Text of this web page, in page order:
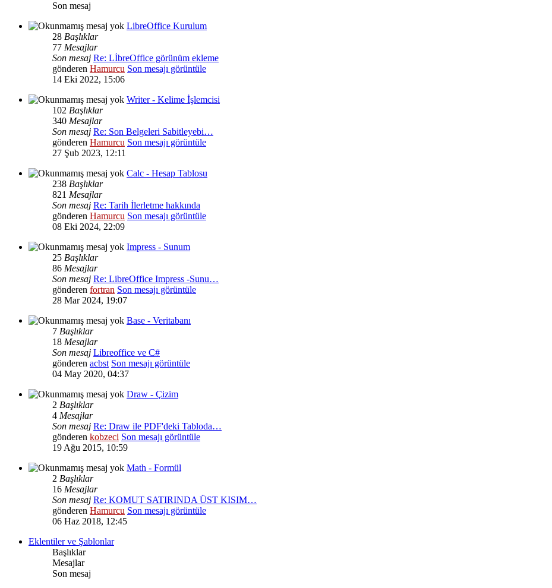
Son mesaj
LibreOffice Kurulum
28 Başlıklar
77 Mesajlar
Son mesaj Re: LİbreOffice görünüm ekleme
gönderen Hamurcu Son mesajı görüntüle
14 Eki 2022, 15:06
Writer - Kelime İşlemcisi
102 Başlıklar
340 Mesajlar
Son mesaj Re: Son Belgeleri Sabitleyebi…
gönderen Hamurcu Son mesajı görüntüle
27 Şub 2023, 12:11
Calc - Hesap Tablosu
238 Başlıklar
821 Mesajlar
Son mesaj Re: Tarih İlerletme hakkında
gönderen Hamurcu Son mesajı görüntüle
08 Eki 2024, 22:09
Impress - Sunum
25 Başlıklar
86 Mesajlar
Son mesaj Re: LibreOffice Impress -Sunu…
gönderen fortran Son mesajı görüntüle
28 Mar 2024, 19:07
Base - Veritabanı
7 Başlıklar
18 Mesajlar
Son mesaj Libreoffice ve C#
gönderen acbst Son mesajı görüntüle
04 May 2020, 04:37
Draw - Çizim
2 Başlıklar
4 Mesajlar
Son mesaj Re: Draw ile PDF'deki Tabloda…
gönderen kobzeci Son mesajı görüntüle
19 Ağu 2015, 10:59
Math - Formül
2 Başlıklar
16 Mesajlar
Son mesaj Re: KOMUT SATIRINDA ÜST KISIM…
gönderen Hamurcu Son mesajı görüntüle
06 Haz 2018, 12:45
Eklentiler ve Şablonlar
Başlıklar
Mesajlar
Son mesaj